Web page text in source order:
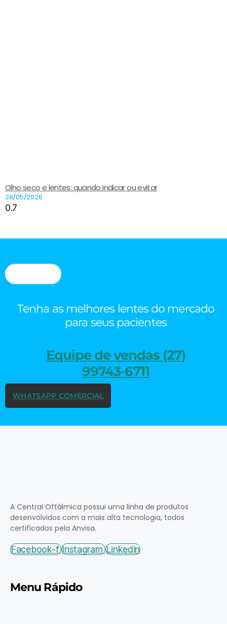
Olho seco e lentes: quando indicar ou evitar
28/05/2026
Tenha as melhores lentes do mercado
para seus pacientes
Equipe de vendas (27)
99743-6711
WHATSAPP COMERCIAL
A Central Oftálmica possui uma linha de produtos
desenvolvidos com a mais alta tecnologia, todos
certificados pela Anvisa.
Facebook-f Instagram Linkedin
Menu Rápido